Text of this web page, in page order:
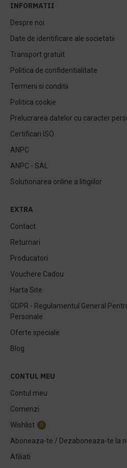
INFORMATII
Despre noi
Date de identificare ale societatii
Transport gratuit
Politica de confidentialitate
Termeni si conditii
Politica cookie
Prelucrarea datelor cu caracter
Certificari ISO
ANPC
ANPC - SAL
Solutionarea online a litigiilor
EXTRA
Contact
Returnari
Producatori
Vouchere Cadou
Harta Site
GDPR - Regulamentul General
Personale
Oferte speciale
Blog
CONTUL MEU
Contul meu
Comenzi
Wishlist
0
Aboneaza-te / Dezaboneaza-te la
Afiliati